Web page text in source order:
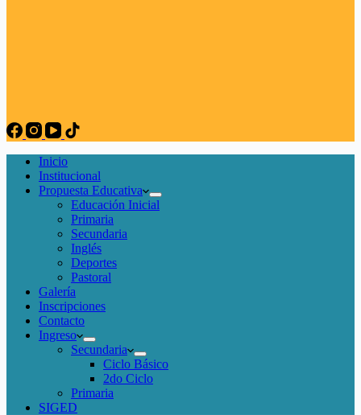
Inicio
Institucional
Propuesta Educativa
Educación Inicial
Primaria
Secundaria
Inglés
Deportes
Pastoral
Galería
Inscripciones
Contacto
Ingreso
Secundaria
Ciclo Básico
2do Ciclo
Primaria
SIGED